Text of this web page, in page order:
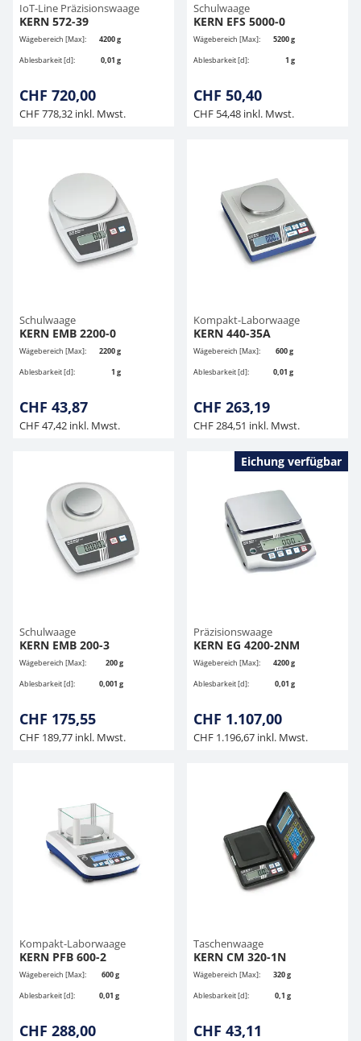
IoT-Line Präzisionswaage
KERN 572-39
Wägebereich [Max]:
4200 g
Ablesbarkeit [d]:
0,01 g
CHF 720,00
CHF 778,32 inkl. Mwst.
Schulwaage
KERN EFS 5000-0
Wägebereich [Max]:
5200 g
Ablesbarkeit [d]:
1 g
CHF 50,40
CHF 54,48 inkl. Mwst.
Schulwaage
KERN EMB 2200-0
Wägebereich [Max]:
2200 g
Ablesbarkeit [d]:
1 g
CHF 43,87
CHF 47,42 inkl. Mwst.
Kompakt-Laborwaage
KERN 440-35A
Wägebereich [Max]:
600 g
Ablesbarkeit [d]:
0,01 g
CHF 263,19
CHF 284,51 inkl. Mwst.
Schulwaage
KERN EMB 200-3
Wägebereich [Max]:
200 g
Ablesbarkeit [d]:
0,001 g
CHF 175,55
CHF 189,77 inkl. Mwst.
Eichung verfügbar
Präzisionswaage
KERN EG 4200-2NM
Wägebereich [Max]:
4200 g
Ablesbarkeit [d]:
0,01 g
CHF 1.107,00
CHF 1.196,67 inkl. Mwst.
Kompakt-Laborwaage
KERN PFB 600-2
Wägebereich [Max]:
600 g
Ablesbarkeit [d]:
0,01 g
CHF 288,00
Taschenwaage
KERN CM 320-1N
Wägebereich [Max]:
320 g
Ablesbarkeit [d]:
0,1 g
CHF 43,11